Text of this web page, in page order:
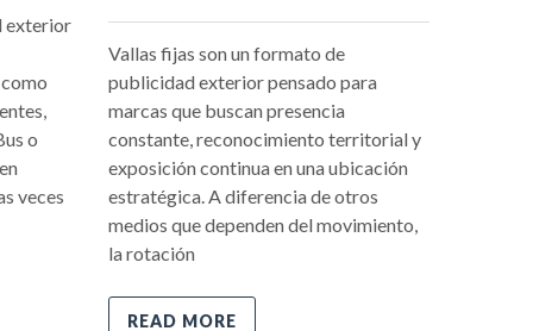
exterior
o
veces
Vallas fijas son un formato de
publicidad exterior pensado para
marcas que buscan presencia
constante, reconocimiento territorial y
exposición continua en una ubicación
estratégica. A diferencia de otros
medios que dependen del movimiento,
la rotación
READ MORE